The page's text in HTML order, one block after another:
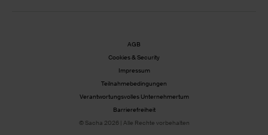
AGB
Cookies & Security
Impressum
Teilnahmebedingungen
Verantwortungsvolles Unternehmertum
Barrierefreiheit
© Sacha 2026 | Alle Rechte vorbehalten